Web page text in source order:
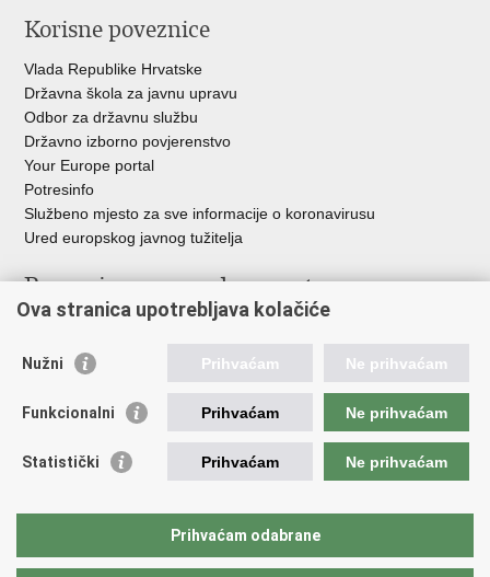
Korisne poveznice
Vlada Republike Hrvatske
Državna škola za javnu upravu
Odbor za državnu službu
Državno izborno povjerenstvo
Your Europe portal
Potresinfo
Službeno mjesto za sve informacije o koronavirusu
Ured europskog javnog tužitelja
Poveznice pravosudnog sustava
Državno odvjetništvo
Ured za suzbijanje korupcije i organiziranog kriminaliteta
Državnoodvjetničko vijeće
Hrvatska odvjetnička komora
Europski pravosudni portal
Ova stranica upotrebljava kolačiće
Nužni Prihvaćam Ne prihvaćam
Funkcionalni Prihvaćam Ne prihvaćam
Statistički Prihvaćam Ne prihvaćam
Prihvaćam odabrane